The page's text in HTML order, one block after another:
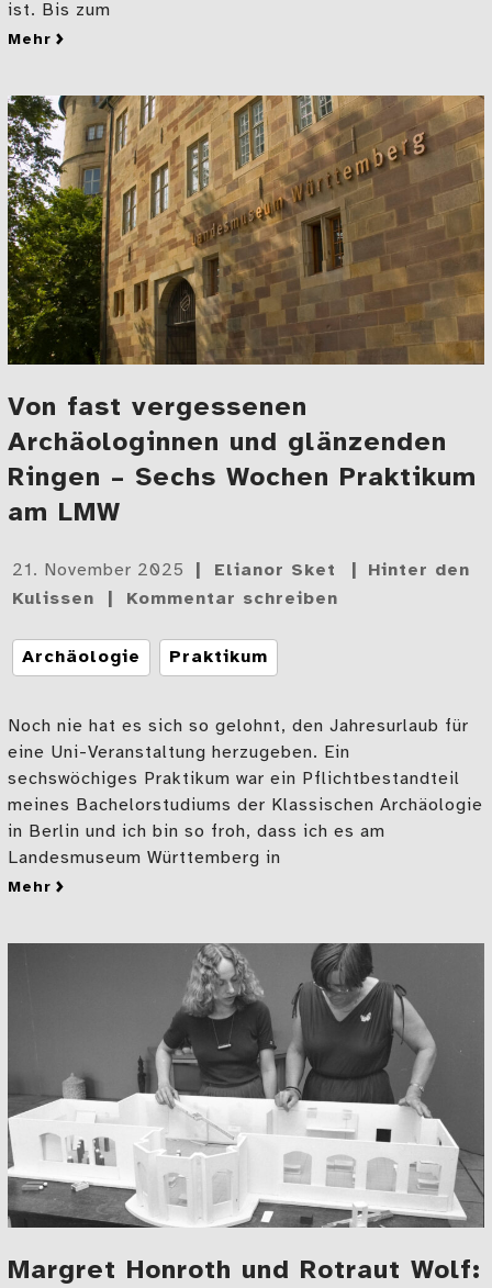
ist. Bis zum
mehr
Von fast vergessenen
Archäologinnen und glänzenden
Ringen – Sechs Wochen Praktikum
am LMW
Gepostet
am
21. November 2025 Elianor Sket
Hinter den
Kulissen
Kommentar schreiben
Tags
Archäologie Praktikum
Noch nie hat es sich so gelohnt, den Jahresurlaub für
eine Uni-Veranstaltung herzugeben. Ein
sechswöchiges Praktikum war ein Pflichtbestandteil
meines Bachelorstudiums der Klassischen Archäologie
in Berlin und ich bin so froh, dass ich es am
Landesmuseum Württemberg in
mehr
Margret Honroth und Rotraut Wolf: